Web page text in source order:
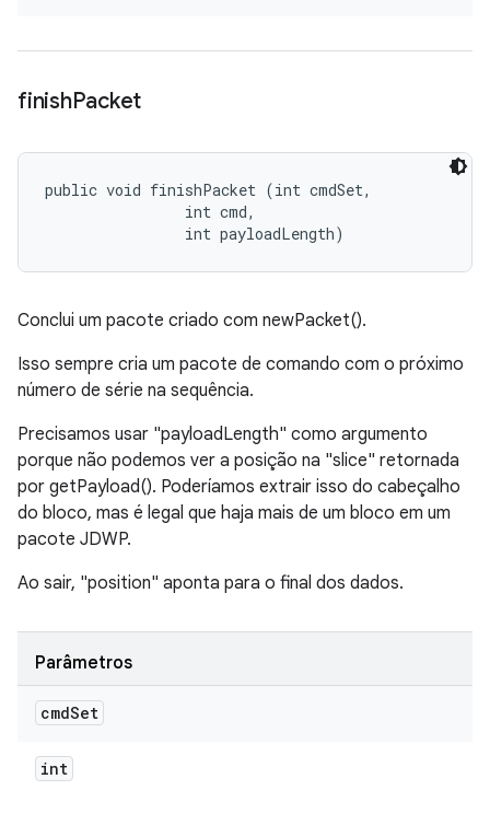
finishPacket
public void finishPacket (int cmdSet,
                int cmd,
                int payloadLength)
Conclui um pacote criado com newPacket().
Isso sempre cria um pacote de comando com o próximo
número de série na sequência.
Precisamos usar "payloadLength" como argumento
porque não podemos ver a posição na "slice" retornada
por getPayload(). Poderíamos extrair isso do cabeçalho
do bloco, mas é legal que haja mais de um bloco em um
pacote JDWP.
Ao sair, "position" aponta para o final dos dados.
Parâmetros
cmdSet
int